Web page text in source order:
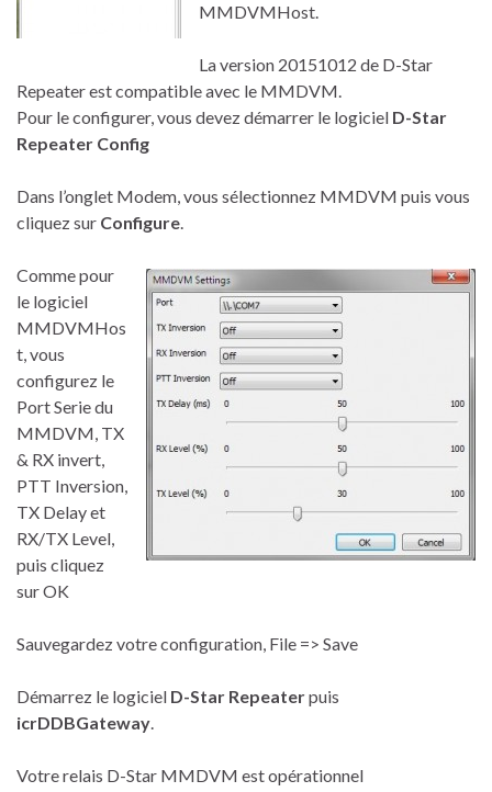
MMDVMHost.
La version 20151012 de D-Star
Repeater est compatible avec le MMDVM.
Pour le configurer, vous devez démarrer le logiciel D-Star
Repeater Config
Dans l’onglet Modem, vous sélectionnez MMDVM puis vous
cliquez sur Configure.
Comme pour
le logiciel
MMDVMHos
t, vous
configurez le
Port Serie du
MMDVM, TX
& RX invert,
PTT Inversion,
TX Delay et
RX/TX Level,
puis cliquez
sur OK
Sauvegardez votre configuration, File => Save
Démarrez le logiciel D-Star Repeaterpuis
icrDDBGateway.
Votre relais D-Star MMDVM est opérationnel